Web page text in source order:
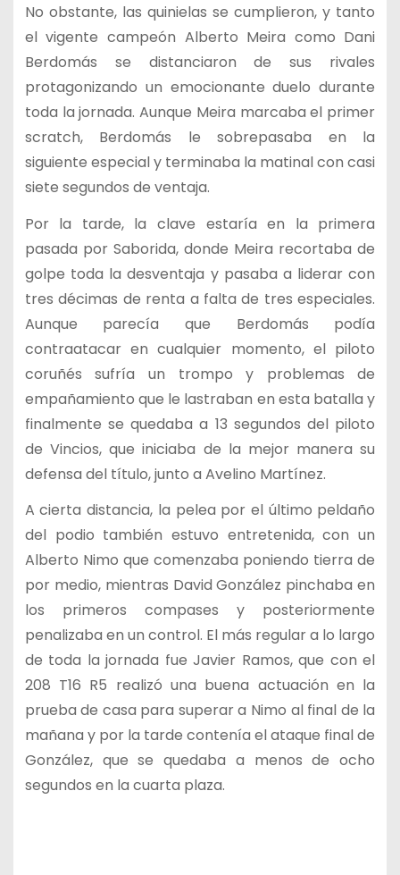
No obstante, las quinielas se cumplieron, y tanto
el vigente campeón Alberto Meira como Dani
Berdomás se distanciaron de sus rivales
protagonizando un emocionante duelo durante
toda la jornada. Aunque Meira marcaba el primer
scratch, Berdomás le sobrepasaba en la
siguiente especial y terminaba la matinal con casi
siete segundos de ventaja.
Por la tarde, la clave estaría en la primera
pasada por Saborida, donde Meira recortaba de
golpe toda la desventaja y pasaba a liderar con
tres décimas de renta a falta de tres especiales.
Aunque parecía que Berdomás podía
contraatacar en cualquier momento, el piloto
coruñés sufría un trompo y problemas de
empañamiento que le lastraban en esta batalla y
finalmente se quedaba a 13 segundos del piloto
de Vincios, que iniciaba de la mejor manera su
defensa del título, junto a Avelino Martínez.
A cierta distancia, la pelea por el último peldaño
del podio también estuvo entretenida, con un
Alberto Nimo que comenzaba poniendo tierra de
por medio, mientras David González pinchaba en
los primeros compases y posteriormente
penalizaba en un control. El más regular a lo largo
de toda la jornada fue Javier Ramos, que con el
208 T16 R5 realizó una buena actuación en la
prueba de casa para superar a Nimo al final de la
mañana y por la tarde contenía el ataque final de
González, que se quedaba a menos de ocho
segundos en la cuarta plaza.